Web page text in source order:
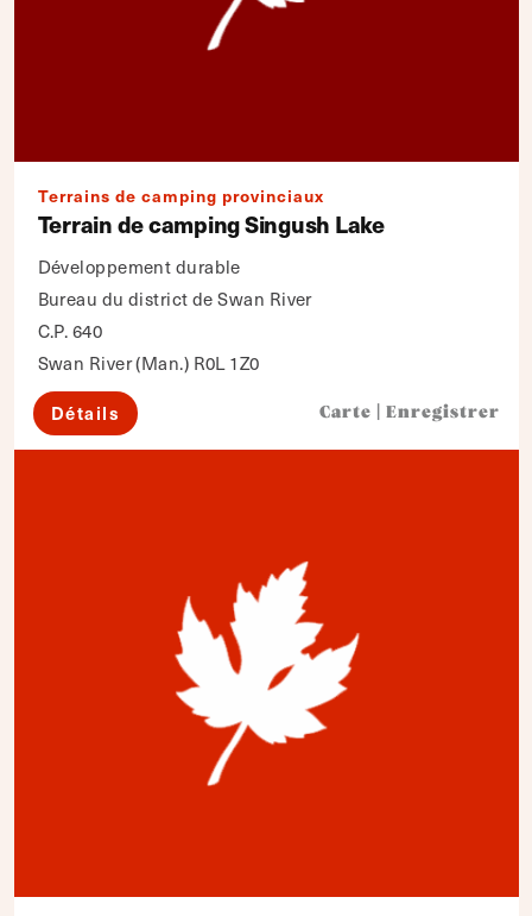
Terrains de camping provinciaux
Terrain de camping Singush Lake
Développement durable
Bureau du district de Swan River
C.P. 640
Swan River (Man.) R0L 1Z0
Détails Carte Enregistrer